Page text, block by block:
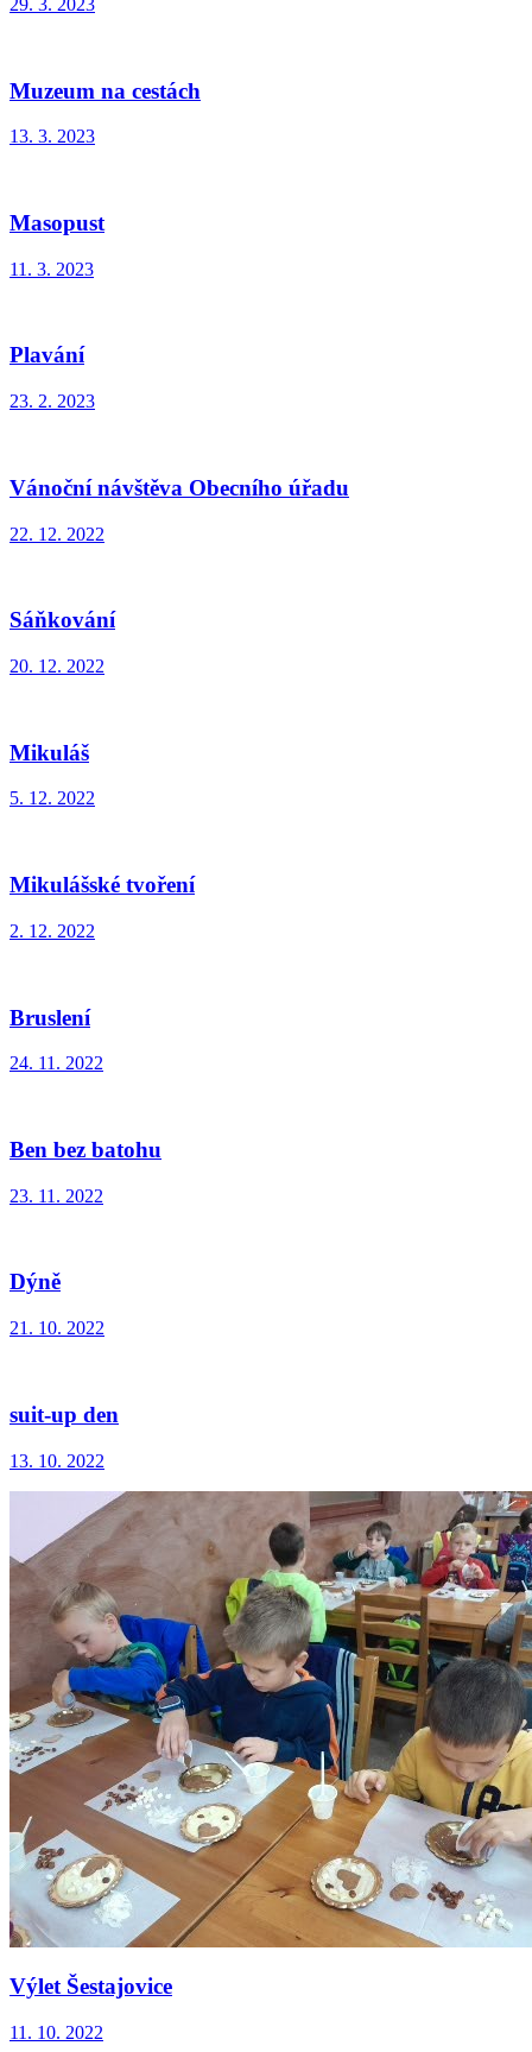
Muzeum na cestách
13. 3. 2023
Masopust
11. 3. 2023
Plavání
23. 2. 2023
Vánoční návštěva Obecního úřadu
22. 12. 2022
Sáňkování
20. 12. 2022
Mikuláš
5. 12. 2022
Mikulášské tvoření
2. 12. 2022
Bruslení
24. 11. 2022
Ben bez batohu
23. 11. 2022
Dýně
21. 10. 2022
suit-up den
13. 10. 2022
Výlet Šestajovice
11. 10. 2022